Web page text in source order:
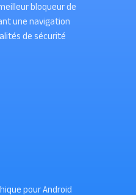
bloqueur de
une navigation
de sécurité
pour Android